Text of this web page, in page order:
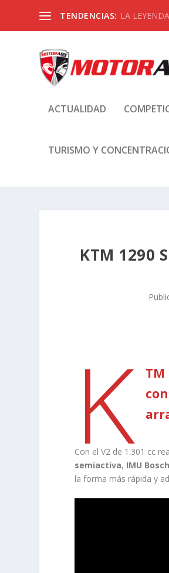
TENDENCIAS: LA
ACTUALIDAD
TURISMO Y
KTM 1290
K
Con el V2 de 1.301 cc
semiactiva, IMU
la forma más rápida y